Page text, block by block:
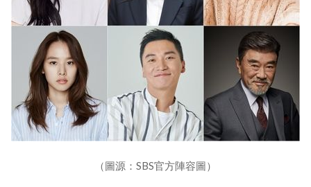
（圖源：SBS官方陣容圖）